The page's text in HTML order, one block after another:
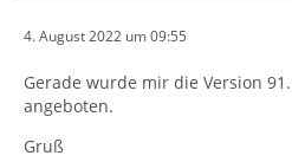
4. August 2022 um 09:55
Gerade wurde mir die Version
angeboten.
Gruß